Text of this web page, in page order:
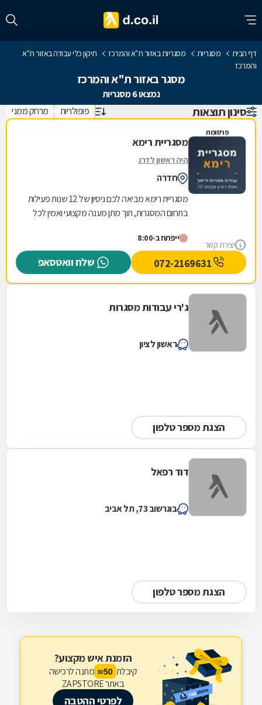
דף הבית מסגריות מסגריות באזור ת"א והמרכז
תיקון כלי עבודה באזור ת"א
והמרכז
מסגר באזור ת"א והמרכז
נמצאו 6 מסגריות
סינון תוצאות פופולריות מרחק ממני
פרסומת
יצירת קשר
מסגריית רימא
היה ראשון לדרג
חדרה
מסגריית רימא מביאה לכם ניסיון של 12 שנות פעילות
בתחום המסגרות, תוך מתן מענה מקצועי ואמין לכל
ייפתח ב-8:00
שלח וואטסאפ
ג'רי עבודות מסגרות
ראשון לציון
הצגת מספר טלפון
דוד רפאל
בוגרשוב 73, תל אביב
הצגת מספר טלפון
הזמנת איש מקצוע?
קיבלת 50
₪ מתנה לרכישה
באתר ZAPSTORE
לפרטי ההטבה